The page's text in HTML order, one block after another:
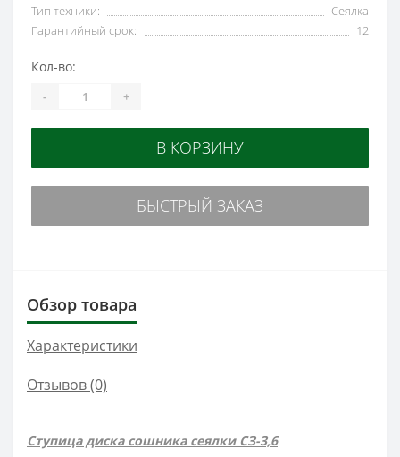
Тип техники:
Сеялка
Гарантийный срок:
12
Кол-во:
- +
В КОРЗИНУ
БЫСТРЫЙ ЗАКАЗ
Обзор товара
Характеристики
Отзывов (0)
Ступица диска сошника сеялки СЗ-3,6